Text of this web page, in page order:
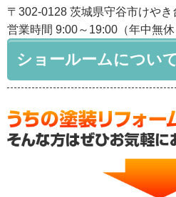
〒302-0128 茨城県守谷市けやき
営業時間 9:00～19:00（年中無休
ショールームについ